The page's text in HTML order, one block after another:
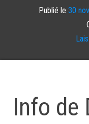
Publié le 30
Info de